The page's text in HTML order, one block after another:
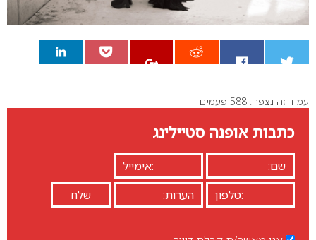
0
עמוד זה נצפה: 588 פעמים
כתבות אופנה סטיילינג